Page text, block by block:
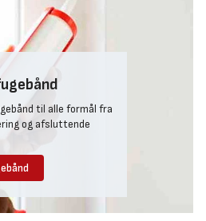
til alle formål fra
og afsluttende